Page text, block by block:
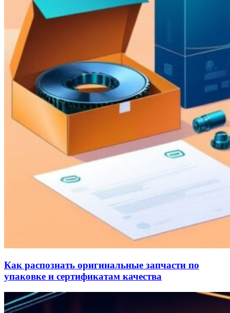
Как распознать оригинальные запчасти по
упаковке и сертификатам качества